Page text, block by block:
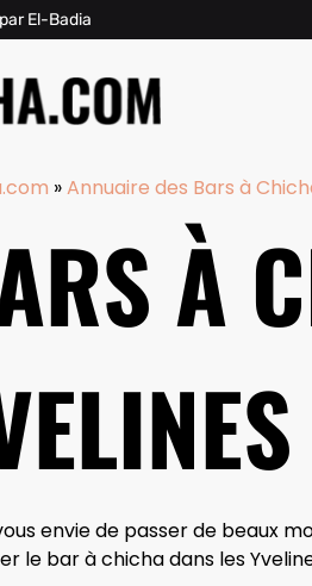
El-Badia
»Annuaire des Bars à
À
envie de passer de beaux
le bar à chicha dans les